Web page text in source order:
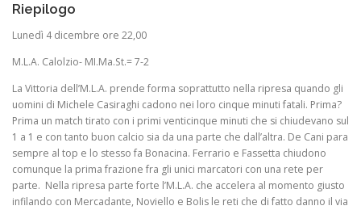
Riepilogo
Lunedì 4 dicembre ore 22,00
M.L.A. Calolzio- MI.Ma.St.= 7-2
La Vittoria dell’M.L.A. prende forma soprattutto nella ripresa quando gli
uomini di Michele Casiraghi cadono nei loro cinque minuti fatali. Prima?
Prima un match tirato con i primi venticinque minuti che si chiudevano sul
1 a 1 e con tanto buon calcio sia da una parte che dall’altra. De Cani para
sempre al top e lo stesso fa Bonacina. Ferrario e Fassetta chiudono
comunque la prima frazione fra gli unici marcatori con una rete per
parte. Nella ripresa parte forte l’M.L.A. che accelera al momento giusto
infilando con Mercadante, Noviello e Bolis le reti che di fatto danno il via